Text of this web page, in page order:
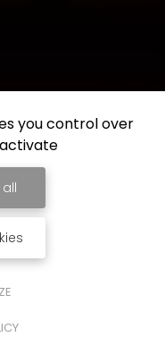
you control over